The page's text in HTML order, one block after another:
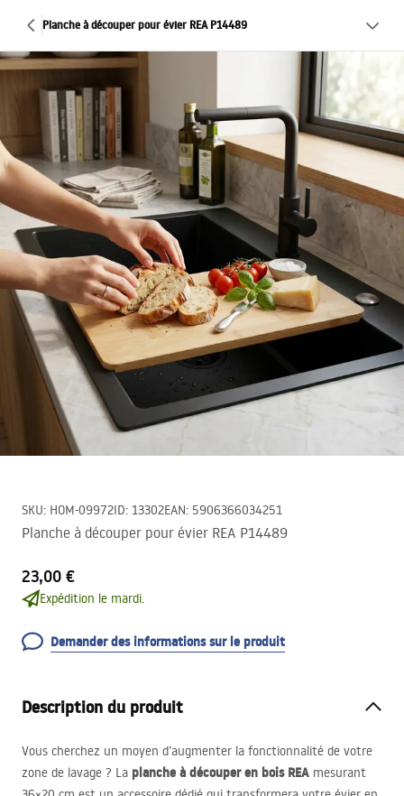
Planche à découper pour évier REA P14489
SKU: HOM-09972ID: 13302EAN: 5906366034251
Planche à découper pour évier REA P14489
23,00 €
Expédition le mardi.
Demander des informations sur le produit
Description du produit
Vous cherchez un moyen d’augmenter la fonctionnalité de votre
zone de lavage ? La planche à découper en bois REA mesurant